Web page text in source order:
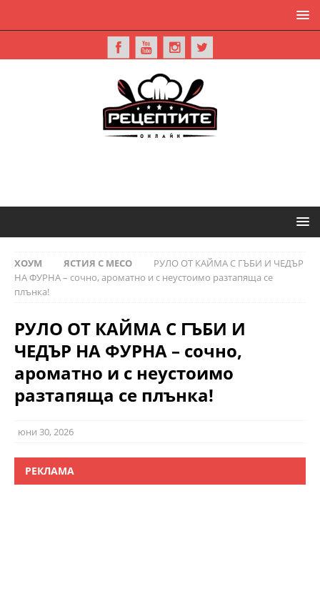
ХОУМ ЯСТИЯ С МЕСО
РУЛО ОТ КАЙМА С ГЪБИ И ЧЕДЪР
НА ФУРНА – сочно, ароматно и с неустоимо разтапяща се
плънка!
РУЛО ОТ КАЙМА С ГЪБИ И
ЧЕДЪР НА ФУРНА – сочно,
ароматно и с неустоимо
разтапяща се плънка!
юни 30, 2026
РЕКЛАМА